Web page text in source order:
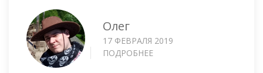
Олег
17 ФЕВРАЛЯ 2019
ПОДРОБНЕЕ